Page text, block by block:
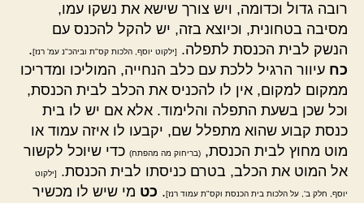
רובה גדול וכדומה, ויש צורך שישא את נשקו עמו,
מסיבה בטחונית, וכיוצא בזה, יש להקל להכנס עם
הנשק לבית הכנסת לתפלה.
[ילקוט יוסף, הלכות קס"ת וביהכ"נ עמ' רנז].
כח עיוור הרגיל ללכת עם כלב הנחייה, המוליכו ומדריכו
ממקום למקום, אין לו להכניס את הכלב לבית הכנסת,
וכל שכן בשעת התפלה והלימוד. אלא אם יש לו בית
כנסת קבוע שהוא מתפלל שם, יקבעו לו איזה עמוד או
מוט מחוץ לבית הכנסת, (בריחוק מה מהפתח) כדי שיוכל לקשור
אל המוט את הכלב, בטרם כניסתו לבית הכנסת.
[ילקוט
יוסף, חלק ב', על הלכות בית הכנסת וקס"ת עמוד רנז]. כט מי שיש לו מכשיר